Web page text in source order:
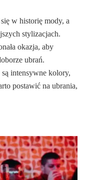
w historię mody, a
stylizacjach.
okazja, aby
ubrań.
intensywne kolory,
postawić na ubrania,